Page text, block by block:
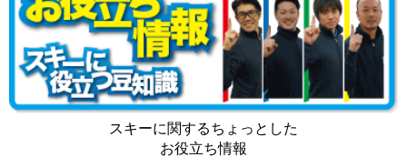
スキーに関するちょっとした
お役立ち情報